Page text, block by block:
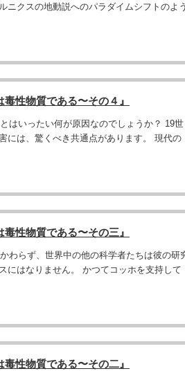
ニクスの地動説へのパラダイムシフトのよ
性物質である〜その４』
はいったい何が原因なのでしょうか？ 19世
には、驚くべき共通点があります。 現代の
性物質である〜その三』
わらず、世界中の他の科学者たちは彼の研
にはなりません。 かつてコッホを支持して
性物質である〜その二』